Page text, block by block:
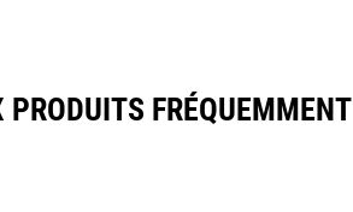
FRÉQUEMMENT